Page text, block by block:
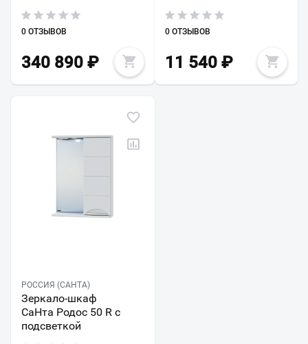
0 ОТЗЫВОВ
340 890 ₽
0 ОТЗЫВОВ
11 540₽
РОССИЯ (САНТА)
Зеркало-шкаф
СаНта Родос 50 R с
подсветкой